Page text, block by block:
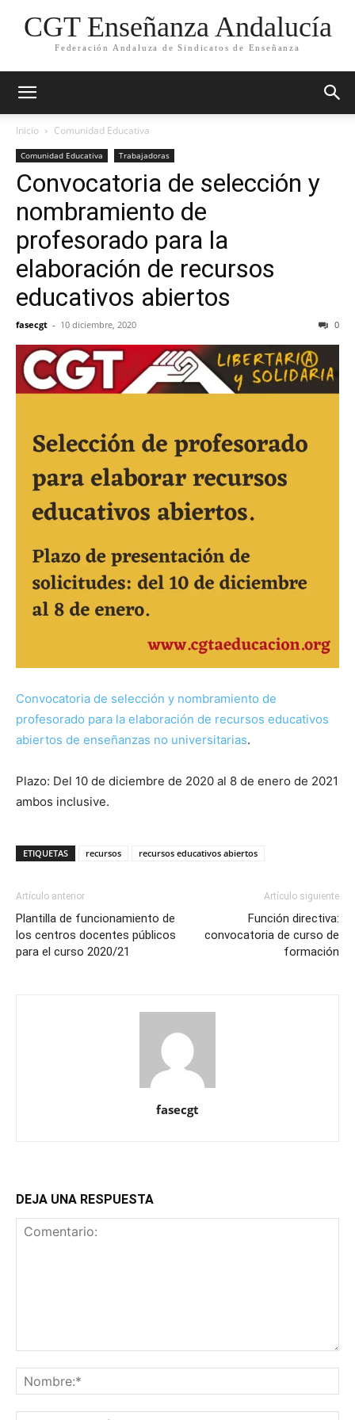
CGT Enseñanza Andalucía
Federación Andaluza de Sindicatos de Enseñanza
Inicio Comunidad Educativa
Comunidad Educativa Trabajadoras
Convocatoria de selección y
nombramiento de
profesorado para la
elaboración de recursos
educativos abiertos
fasecgt - 10 diciembre, 2020 0
Convocatoria de selección y nombramiento de
profesorado para la elaboración de recursos educativos
abiertos de enseñanzas no universitarias.
Plazo: Del 10 de diciembre de 2020 al 8 de enero de 2021
ambos inclusive.
ETIQUETAS recursos recursos educativos abiertos
Artículo anterior
Plantilla de funcionamiento de
los centros docentes públicos
para el curso 2020/21
Artículo siguiente
Función directiva:
convocatoria de curso de
formación
fasecgt
DEJA UNA RESPUESTA